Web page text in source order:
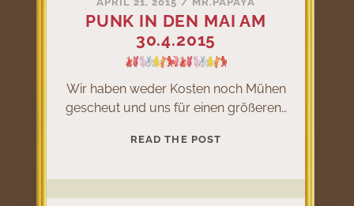
PUNK IN DEN MAI AM
30.4.2015
Wir haben weder Kosten noch Mühen
gescheut und uns für einen größeren…
READ THE POSTPUNK